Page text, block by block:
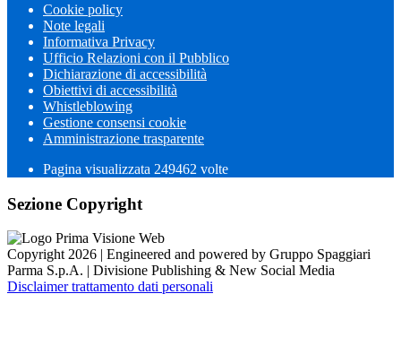
Cookie policy
Note legali
Informativa Privacy
Ufficio Relazioni con il Pubblico
Dichiarazione di accessibilità
Obiettivi di accessibilità
Whistleblowing
Gestione consensi cookie
Amministrazione trasparente
Pagina visualizzata 249462 volte
Sezione Copyright
Copyright 2026 | Engineered and powered by Gruppo Spaggiari
Parma S.p.A. | Divisione Publishing & New Social Media
Disclaimer trattamento dati personali